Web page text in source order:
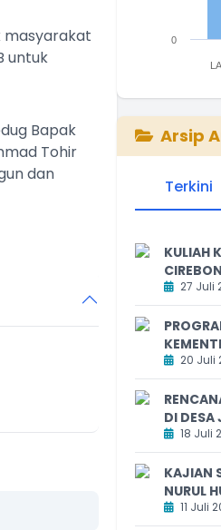
masyarakat
untuk
Bapak
Tohir
dan
0
Arsip
Terkini
KULIAH
CIREBON
27 Juli
20 Juli
DI DESA
18 Juli
KAJIAN
NURUL
11 Juli